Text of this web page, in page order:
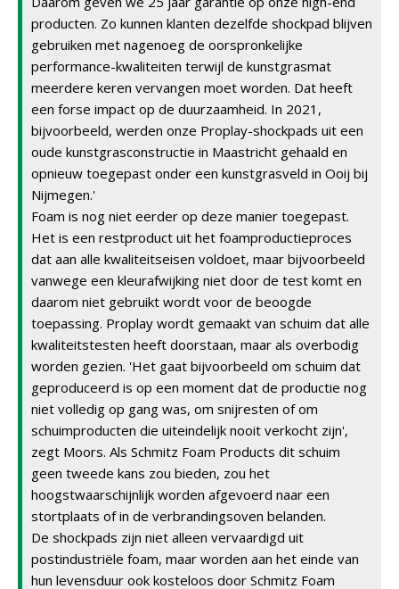
producten. Zo kunnen klanten dezelfde shockpad blijven
gebruiken met nagenoeg de oorspronkelijke
performance-kwaliteiten terwijl de kunstgrasmat
meerdere keren vervangen moet worden. Dat heeft
een forse impact op de duurzaamheid. In 2021,
bijvoorbeeld, werden onze Proplay-shockpads uit een
oude kunstgrasconstructie in Maastricht gehaald en
opnieuw toegepast onder een kunstgrasveld in Ooij bij
Nijmegen.'
Foam is nog niet eerder op deze manier toegepast.
Het is een restproduct uit het foamproductieproces
dat aan alle kwaliteitseisen voldoet, maar bijvoorbeeld
vanwege een kleurafwijking niet door de test komt en
daarom niet gebruikt wordt voor de beoogde
toepassing. Proplay wordt gemaakt van schuim dat alle
kwaliteitstesten heeft doorstaan, maar als overbodig
worden gezien. 'Het gaat bijvoorbeeld om schuim dat
geproduceerd is op een moment dat de productie nog
niet volledig op gang was, om snijresten of om
schuimproducten die uiteindelijk nooit verkocht zijn',
zegt Moors. Als Schmitz Foam Products dit schuim
geen tweede kans zou bieden, zou het
hoogstwaarschijnlijk worden afgevoerd naar een
stortplaats of in de verbrandingsoven belanden.
De shockpads zijn niet alleen vervaardigd uit
postindustriële foam, maar worden aan het einde van
hun levensduur ook kosteloos door Schmitz Foam